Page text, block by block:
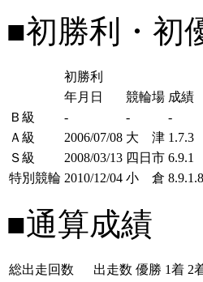
■初勝利・初
初勝利
年月日
競輪場 成績
Ｂ級
- - -
Ａ級
2006/07/08 大 津 1.7.3
Ｓ級
2008/03/13 四日市 6.9.1
特別競輪 2010/12/04 小 倉 8.9.1.8
■通算成績
総出走回数 出走数 優勝 1着 2